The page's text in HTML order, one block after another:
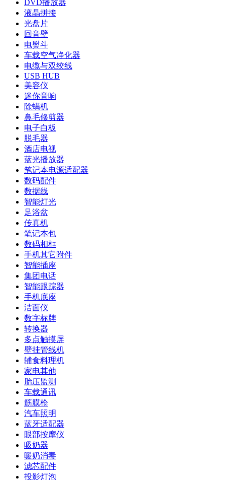
DVD播放器
液晶拼接
光盘片
回音壁
电熨斗
车载空气净化器
电缆与双绞线
USB HUB
美容仪
迷你音响
除螨机
鼻毛修剪器
电子白板
脱毛器
酒店电视
蓝光播放器
笔记本电源适配器
数码配件
数据线
智能灯光
足浴盆
传真机
笔记本包
数码相框
手机其它附件
智能插座
集团电话
智能跟踪器
手机底座
洁面仪
数字标牌
转换器
多点触摸屏
壁挂管线机
辅食料理机
家电其他
胎压监测
车载通讯
筋膜枪
汽车照明
蓝牙适配器
眼部按摩仪
吸奶器
暖奶消毒
滤芯配件
投影灯泡